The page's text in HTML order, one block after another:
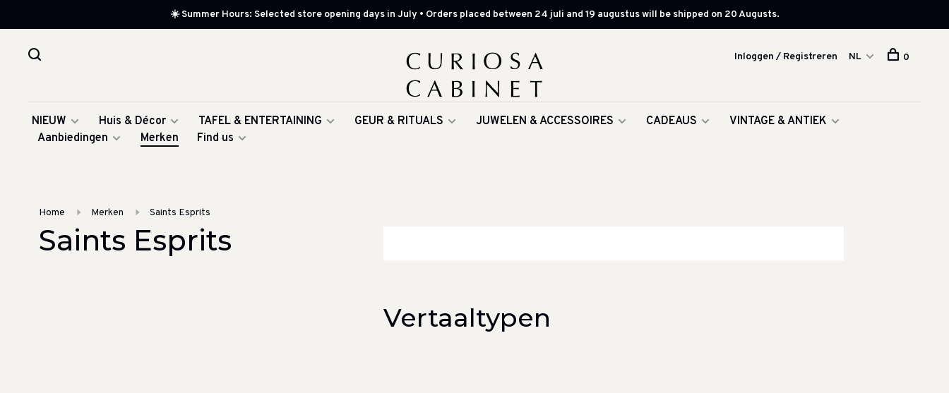
☀️ Summer Hours: Selected store opening days in July • Orders placed between 24 juli and 19 augustus will be shipped on 20 Augusts.
NIEUW Huis & Décor TAFEL & ENTERTAINING GEUR & RITUALS JUWELEN & ACCESSOIRES CADEAUS
VINTAGE & ANTIEK
Aanbiedingen
Merken Find us
Inloggen / Registreren NL 0
Home Merken Saints Esprits
Saints Esprits
Vertaaltypen